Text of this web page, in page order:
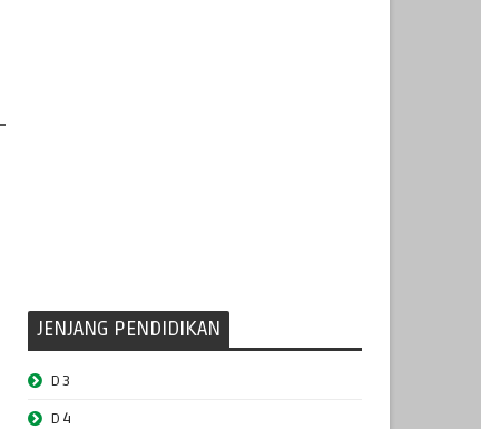
JENJANG PENDIDIKAN
D3
D4